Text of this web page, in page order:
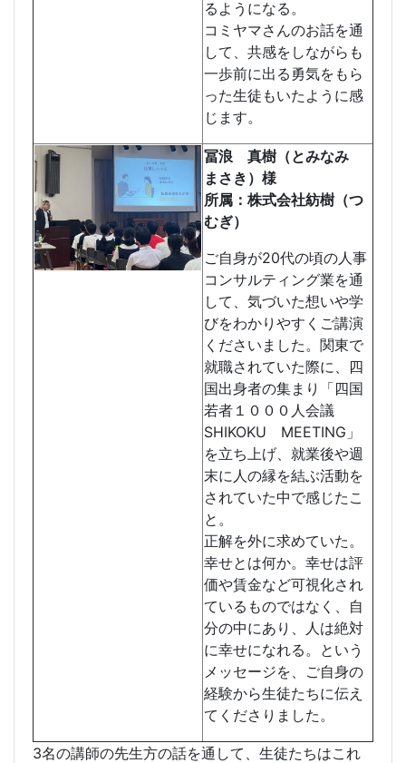
るようになる。
コミヤマさんのお話を通
して、共感をしながらも
一歩前に出る勇気をもら
った生徒もいたように感
じます。
冨浪 真樹（とみなみ
まさき）様
所属：株式会社紡樹（つ
むぎ）
ご自身が20代の頃の人事
コンサルティング業を通
して、気づいた想いや学
びをわかりやすくご講演
くださいました。関東で
就職されていた際に、四
国出身者の集まり「四国
若者１０００人会議
SHIKOKU MEETING」
を立ち上げ、就業後や週
末に人の縁を結ぶ活動を
されていた中で感じたこ
と。
正解を外に求めていた。
幸せとは何か。幸せは評
価や賃金など可視化され
ているものではなく、自
分の中にあり、人は絶対
に幸せになれる。という
メッセージを、ご自身の
経験から生徒たちに伝え
てくださりました。
3名の講師の先生方の話を通して、生徒たちはこれ